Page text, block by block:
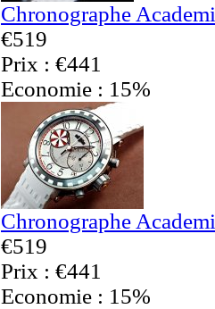
Chronographe
€519
Prix : €441
Economie : 15%
Chronographe
€519
Prix : €441
Economie : 15%